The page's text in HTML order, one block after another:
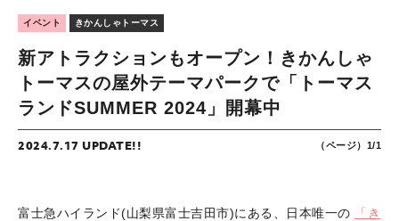
イベント きかんしゃトーマス
新アトラクションもオープン！きかんしゃ
トーマスの屋外テーマパークで「トーマス
ランドSUMMER 2024」開幕中
2024.7.17 UPDATE!! （ページ）1/1
富士急ハイランド(山梨県富士吉田市)にある、日本唯一の
「き